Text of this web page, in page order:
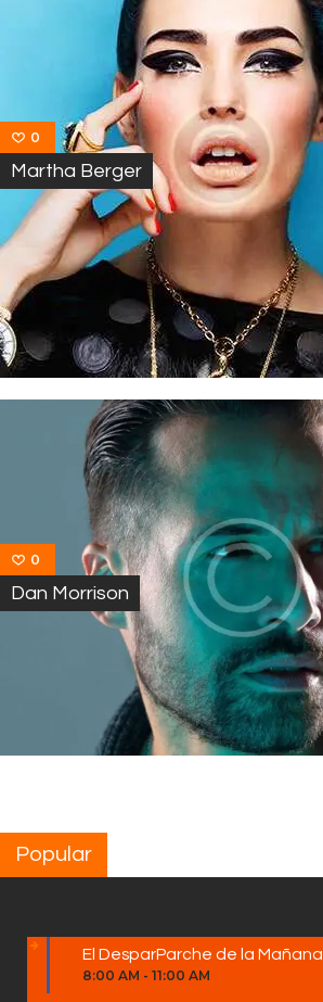
0
Martha Berger
0
Dan Morrison
Popular
El DesparParche de la Mañana
8:00 AM - 11:00 AM